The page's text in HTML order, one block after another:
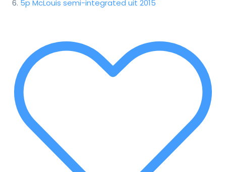
5p McLouis semi-integrated uit 2015